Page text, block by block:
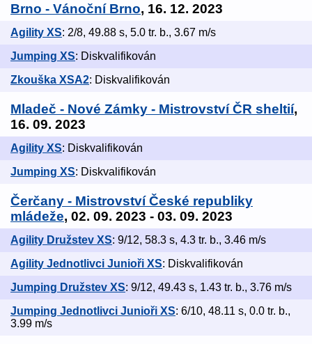
Brno - Vánoční Brno, 16. 12. 2023
Agility XS: 2/8, 49.88 s, 5.0 tr. b., 3.67 m/s
Jumping XS: Diskvalifikován
Zkouška XSA2: Diskvalifikován
Mladeč - Nové Zámky - Mistrovství ČR sheltií,
16. 09. 2023
Agility XS: Diskvalifikován
Jumping XS: Diskvalifikován
Čerčany - Mistrovství České republiky
mládeže, 02. 09. 2023 - 03. 09. 2023
Agility Družstev XS: 9/12, 58.3 s, 4.3 tr. b., 3.46 m/s
Agility Jednotlivci Junioři XS: Diskvalifikován
Jumping Družstev XS: 9/12, 49.43 s, 1.43 tr. b., 3.76 m/s
Jumping Jednotlivci Junioři XS: 6/10, 48.11 s, 0.0 tr. b.,
3.99 m/s